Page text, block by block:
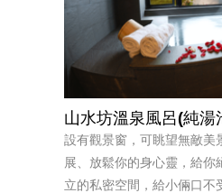
山水坊溫泉風呂(純湯
設有觀景窗，可眺望無敵美
展、放鬆你的身心靈，給你
立的私密空間，給小倆口不